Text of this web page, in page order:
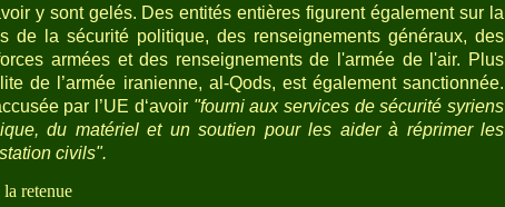
y sont gelés. Des entités entières figurent également sur la
de la sécurité politique, des renseignements généraux, des
armées et des renseignements de l'armée de l'air. Plus
de l’armée iranienne, al-Qods, est également sanctionnée.
par l’UE d‘avoir "fourni aux services de sécurité syriens
du matériel et un soutien pour les aider à réprimer les
civils".
retenue